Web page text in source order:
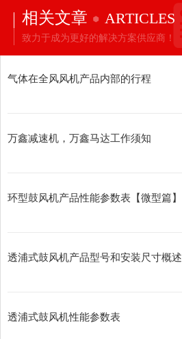
相关文章 ARTICLES
致力于成为更好的解决方案供应商！
气体在全风风机产品内部的行程
万鑫减速机，万鑫马达工作须知
环型鼓风机产品性能参数表【微型篇】
透浦式鼓风机产品型号和安装尺寸概述
透浦式鼓风机性能参数表